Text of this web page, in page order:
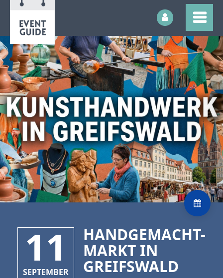
11
SEPTEMBER
HANDGEMACHT-
MARKT IN
GREIFSWALD